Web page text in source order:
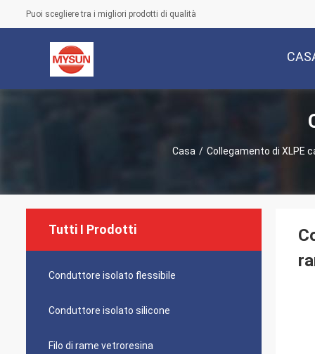
Puoi scegliere tra i migliori prodotti di qualità
Casa / Collegamento di XLPE
Tutti I Prodotti
Conduttore isolato flessibile
Conduttore isolato silicone
Filo di rame vetroresina